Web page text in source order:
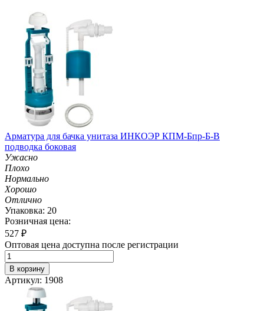
Арматура для бачка унитаза ИНКОЭР КПМ-Бпр-Б-В
подводка боковая
Ужасно
Плохо
Нормально
Хорошо
Отлично
Упаковка: 20
Розничная цена:
527 ₽
Оптовая цена доступна после регистрации
В корзину
Артикул: 1908